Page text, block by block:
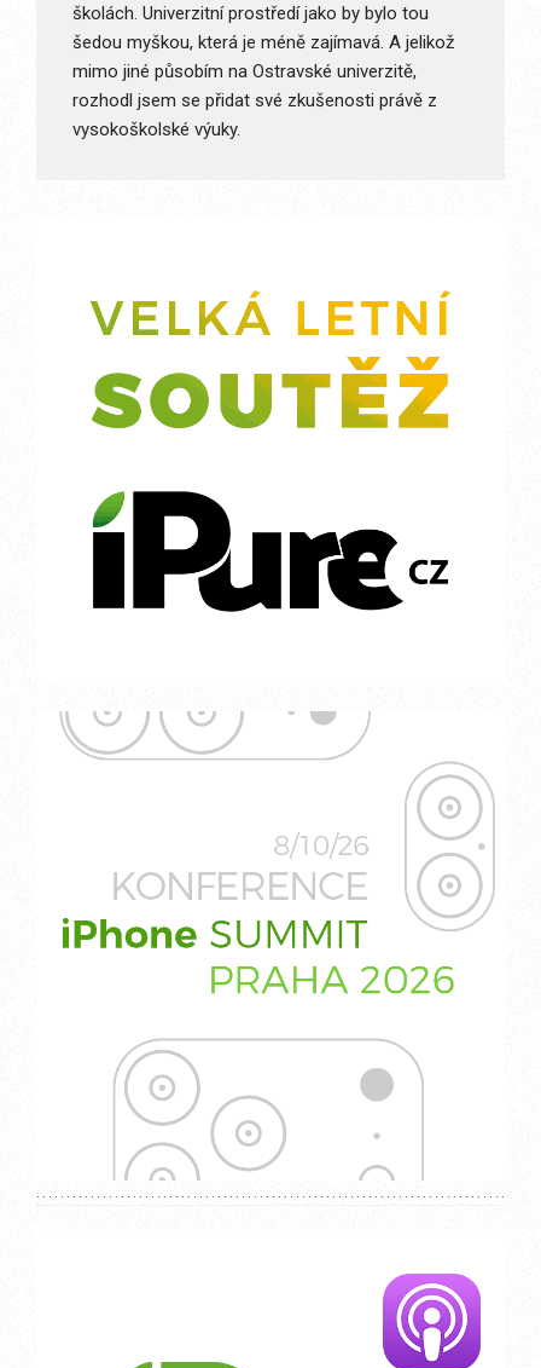
školách. Univerzitní prostředí jako by bylo tou
šedou myškou, která je méně zajímavá. A jelikož
mimo jiné působím na Ostravské univerzitě,
rozhodl jsem se přidat své zkušenosti právě z
vysokoškolské výuky.